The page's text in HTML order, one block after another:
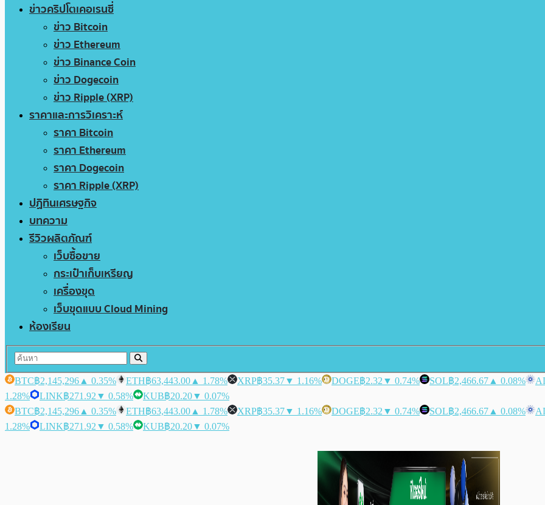
ข่าวคริปโตเคอเรนซี่
ข่าว Bitcoin
ข่าว Ethereum
ข่าว Binance Coin
ข่าว Dogecoin
ข่าว Ripple (XRP)
ราคาและการวิเคราะห์
ราคา Bitcoin
ราคา Ethereum
ราคา Dogecoin
ราคา Ripple (XRP)
ปฏิทินเศรษฐกิจ
บทความ
รีวิวผลิตภัณฑ์
เว็บซื้อขาย
กระเป๋าเก็บเหรียญ
เครื่องขุด
เว็บขุดแบบ Cloud Mining
ห้องเรียน
BTC฿2,145,296 ▲ 0.35% ETH฿63,443.00 ▲ 1.78% XRP฿35.37▼ 1.16% DOGE฿2.32 ▼ 0.74% SOL฿2,466.67 ▲ 0.08%
1.28%
LINK฿271.92 ▼ 0.58% KUB฿20.20▼ 0.07%
BTC฿2,145,296 ▲ 0.35% ETH฿63,443.00 ▲ 1.78% XRP฿35.37▼ 1.16% DOGE฿2.32 ▼ 0.74% SOL฿2,466.67 ▲ 0.08%
1.28%
LINK฿271.92 ▼ 0.58% KUB฿20.20▼ 0.07%